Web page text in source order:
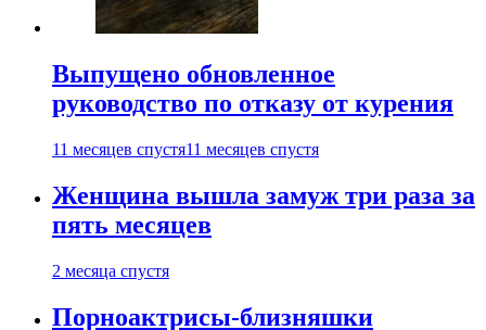
Выпущено обновленное
руководство по отказу от курения
11 месяцев спустя11 месяцев спустя
Женщина вышла замуж три раза за
пять месяцев
2 месяца спустя
Порноактрисы-близняшки